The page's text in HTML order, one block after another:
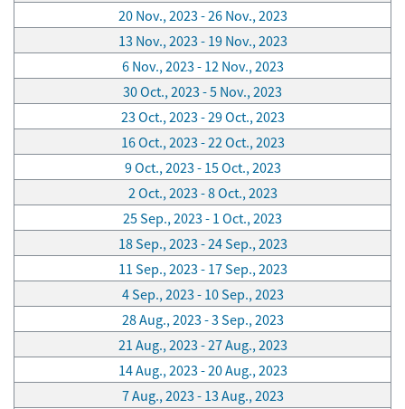
20 Nov., 2023 - 26 Nov., 2023
13 Nov., 2023 - 19 Nov., 2023
6 Nov., 2023 - 12 Nov., 2023
30 Oct., 2023 - 5 Nov., 2023
23 Oct., 2023 - 29 Oct., 2023
16 Oct., 2023 - 22 Oct., 2023
9 Oct., 2023 - 15 Oct., 2023
2 Oct., 2023 - 8 Oct., 2023
25 Sep., 2023 - 1 Oct., 2023
18 Sep., 2023 - 24 Sep., 2023
11 Sep., 2023 - 17 Sep., 2023
4 Sep., 2023 - 10 Sep., 2023
28 Aug., 2023 - 3 Sep., 2023
21 Aug., 2023 - 27 Aug., 2023
14 Aug., 2023 - 20 Aug., 2023
7 Aug., 2023 - 13 Aug., 2023